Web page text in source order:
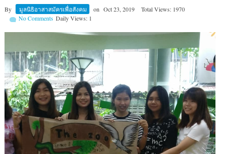
By มูลนิธิอาสาสมัครเพื่อสังคม on Oct 23, 2019
Total Views: 1970
Daily Views: 1
No Comments